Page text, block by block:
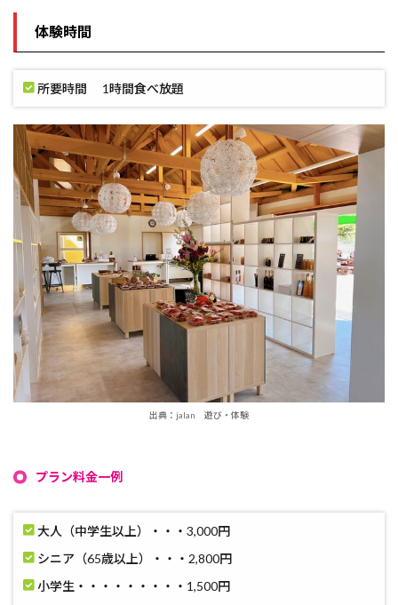
体験時間
所要時間 1時間食べ放題
出典：jalan 遊び・体験
プラン料金一例
大人（中学生以上）・・・3,000円
シニア（65歳以上）・・・2,800円
小学生・・・・・・・・・1,500円